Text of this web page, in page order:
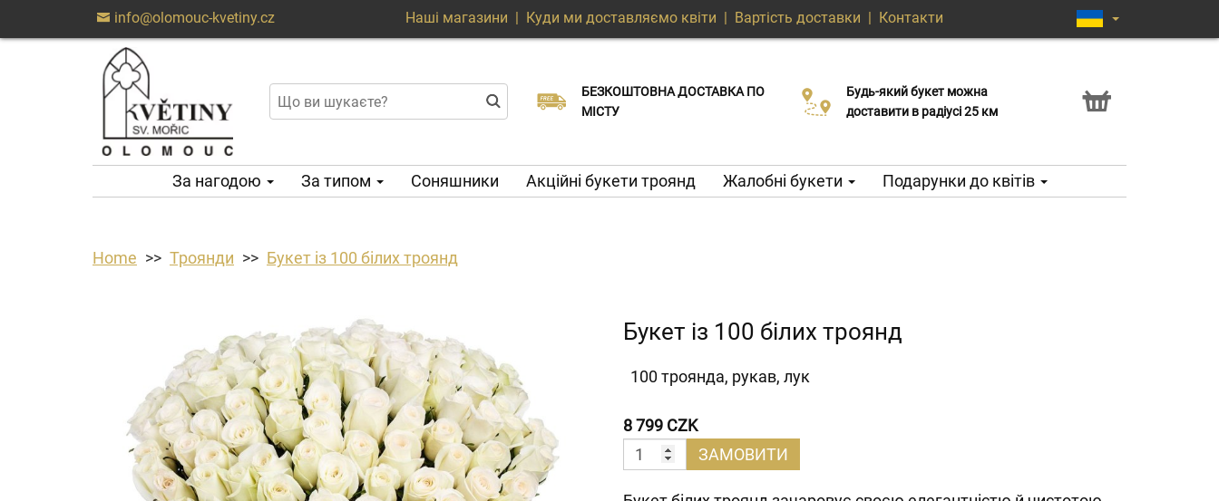
info@olomouc-kvetiny.cz Наші магазини | Куди ми доставляємо квіти | Вартість доставки | Контакти
БЕЗКОШТОВНА ДОСТАВКА ПО
МІСТУ
Доставка в той же день доступна
Виберіть дату доставки
Будь-який букет можна
доставити в радіусі 25 км
Послуга Click & Collect
За нагодою За типом Соняшники Акційні букети троянд Жалобні букети Подарунки до квітів
Home Троянди Букет із 100 білих троянд
Букет із 100 білих троянд
100 троянда, рукав, лук
8 799 CZK
ЗАМОВИТИ